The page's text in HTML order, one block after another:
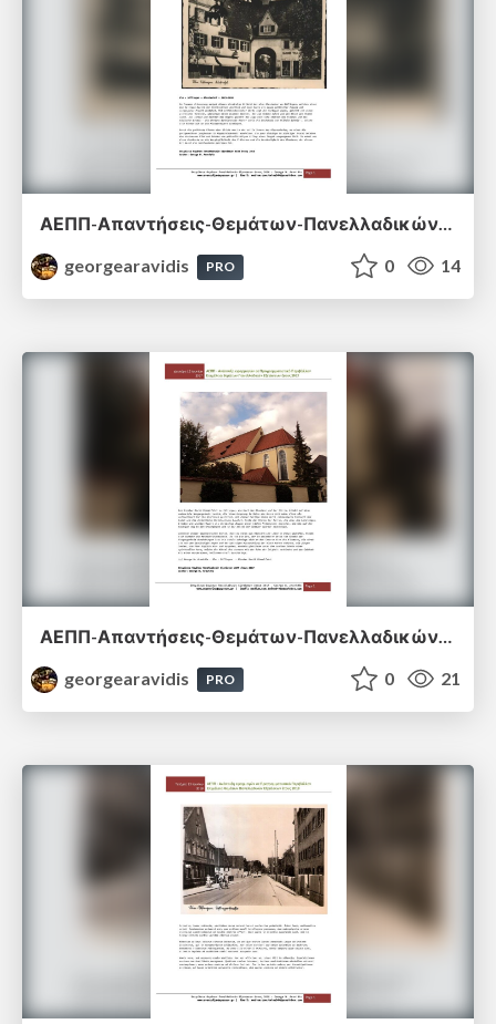
ΑΕΠΠ-Απαντήσεις-Θεμάτων-Πανελλαδικών-Εξετάσεων-2016.pdf
georgearavidis
PRO 0 14
ΑΕΠΠ-Απαντήσεις-Θεμάτων-Πανελλαδικών-Εξετάσεων-2017.pdf
georgearavidis
PRO 0 21